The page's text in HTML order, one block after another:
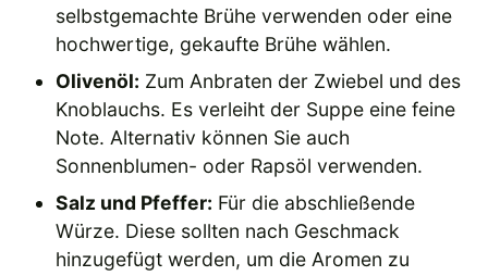
selbstgemachte Brühe verwenden oder eine
hochwertige, gekaufte Brühe wählen.
Olivenöl: Zum Anbraten der Zwiebel und des
Knoblauchs. Es verleiht der Suppe eine feine
Note. Alternativ können Sie auch
Sonnenblumen- oder Rapsöl verwenden.
Salz und Pfeffer: Für die abschließende
Würze. Diese sollten nach Geschmack
hinzugefügt werden, um die Aromen zu